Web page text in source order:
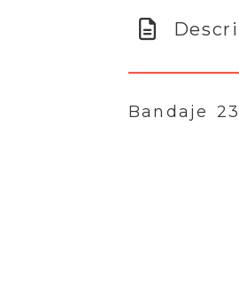
Bandaje